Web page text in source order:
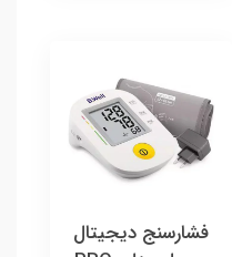
فشارسنج دیجیتال